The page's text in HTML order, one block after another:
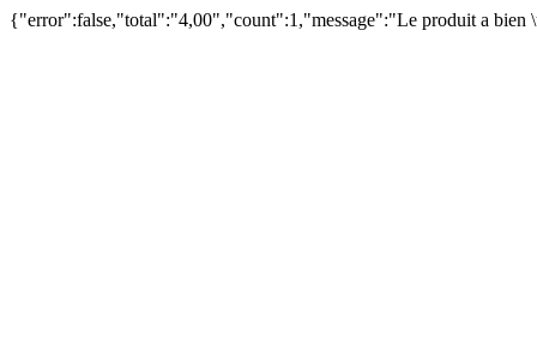
{"error":false,"total":"4,00","count":1,"message":"Le produit a bien